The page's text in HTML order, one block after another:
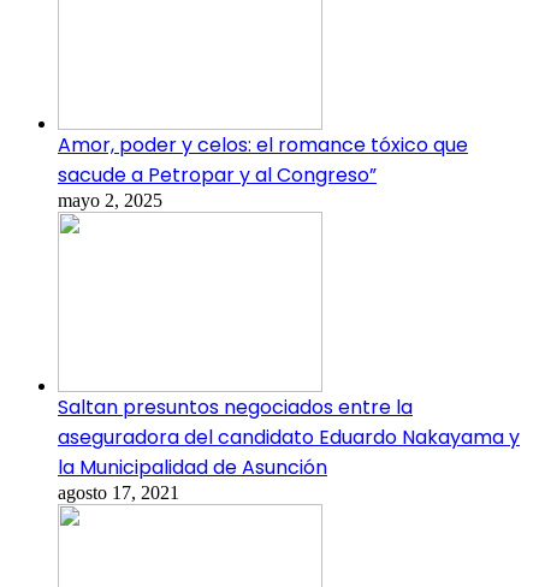
Amor, poder y celos: el romance tóxico que
sacude a Petropar y al Congreso”
mayo 2, 2025
Saltan presuntos negociados entre la
aseguradora del candidato Eduardo Nakayama y
la Municipalidad de Asunción
agosto 17, 2021